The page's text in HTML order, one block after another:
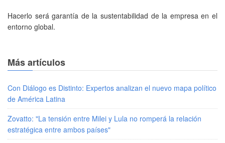
Hacerlo será garantía de la sustentabilidad de la empresa en el
entorno global.
Más artículos
Con Diálogo es Distinto: Expertos analizan el nuevo mapa político
de América Latina
Zovatto: "La tensión entre Milei y Lula no romperá la relación
estratégica entre ambos países"